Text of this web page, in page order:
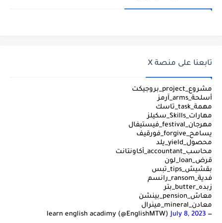
تابعنا على منصة X
مشروع_project_بروجيكت
أسلحة_arms_آرمز
مهمة_task_تاسك
مهارات_Skills_سكيلز
مهرجان_festival_فيستيفال
يسامح_forgive_فورقيف
محصول_yield_يلد
محاسب_accountant_أكاونتانت
قرض_loan_لون
بقشيش_tips_تبس
فدية_ransom_رانسم
زبده_butter_بتر
معاش_pension_بينشن
معادن_mineral_مينرال
— learn english acadimy (@EnglishMTW)
July 8, 2023